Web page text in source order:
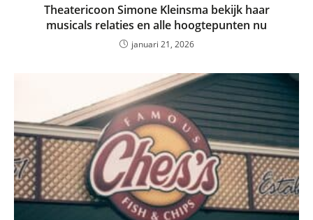
Theatericoon Simone Kleinsma bekijk haar
musicals relaties en alle hoogtepunten nu
januari 21, 2026